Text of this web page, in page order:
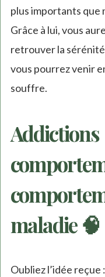
plus importants que
Grâce à lui, vous
retrouver la
vous pourrez venir
souffre.
Addictions
maladie 🧠
Oubliez l’idée